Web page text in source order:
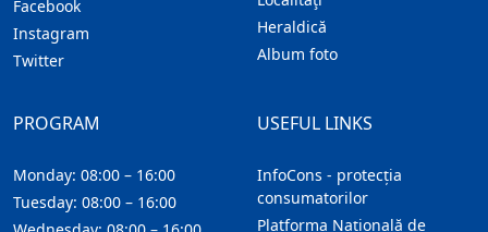
Facebook
Instagram
Twitter
Heraldică
Album foto
USEFUL LINKS
InfoCons - protecția
consumatorilor
Platforma Națională de
PROGRAM
Monday: 08:00 – 16:00
Tuesday: 08:00 – 16:00